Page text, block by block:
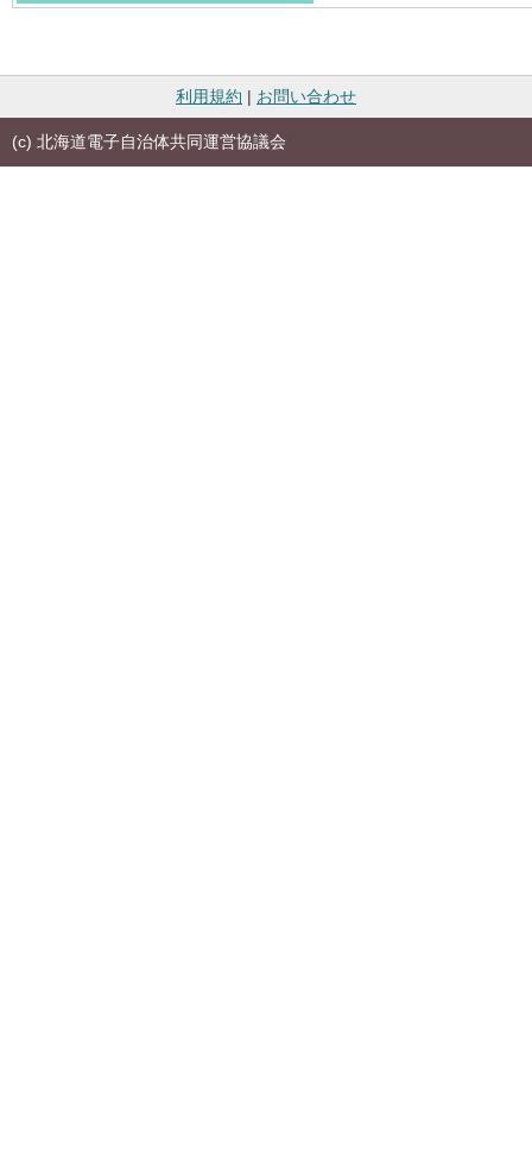
利用規約 | お問い合わせ
(c) 北海道電子自治体共同運営協議会